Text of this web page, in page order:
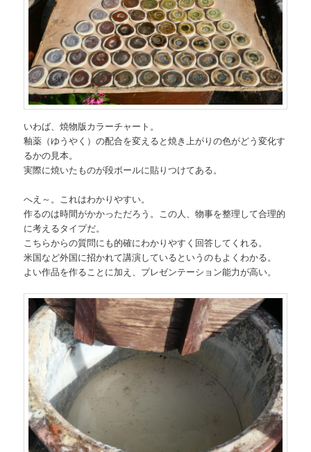
いわば、焼物版カラーチャート。
釉薬（ゆうやく）の配合を変えると焼き上がりの色がどう変化す
るかの見本。
実際に焼いたものが段ボールに貼りつけてある。
へえ～。これはわかりやすい。
作るのは時間がかかっただろう。この人、物事を整理して合理的
に考えるタイプだ。
こちらからの質問にも的確にわかりやすく回答してくれる。
米国など外国に招かれて講演しているというのもよくわかる。
よい作品を作ることに加え、プレゼンテーション能力が高い。